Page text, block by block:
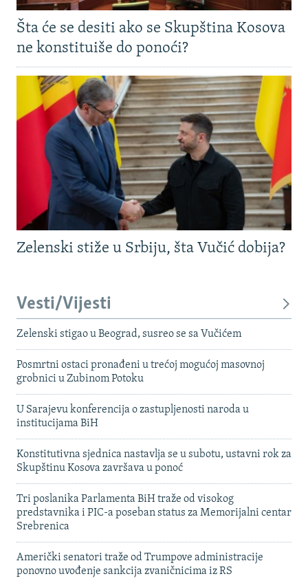
Šta će se desiti ako se Skupština Kosova
ne konstituiše do ponoći?
Zelenski stiže u Srbiju, šta Vučić dobija?
Vesti/Vijesti
Zelenski stigao u Beograd, susreo se sa Vučićem
Posmrtni ostaci pronađeni u trećoj mogućoj masovnoj
grobnici u Zubinom Potoku
U Sarajevu konferencija o zastupljenosti naroda u
institucijama BiH
Konstitutivna sjednica nastavlja se u subotu, ustavni rok za
Skupštinu Kosova završava u ponoć
Tri poslanika Parlamenta BiH traže od visokog
predstavnika i PIC-a poseban status za Memorijalni centar
Srebrenica
Američki senatori traže od Trumpove administracije
ponovno uvođenje sankcija zvaničnicima iz RS